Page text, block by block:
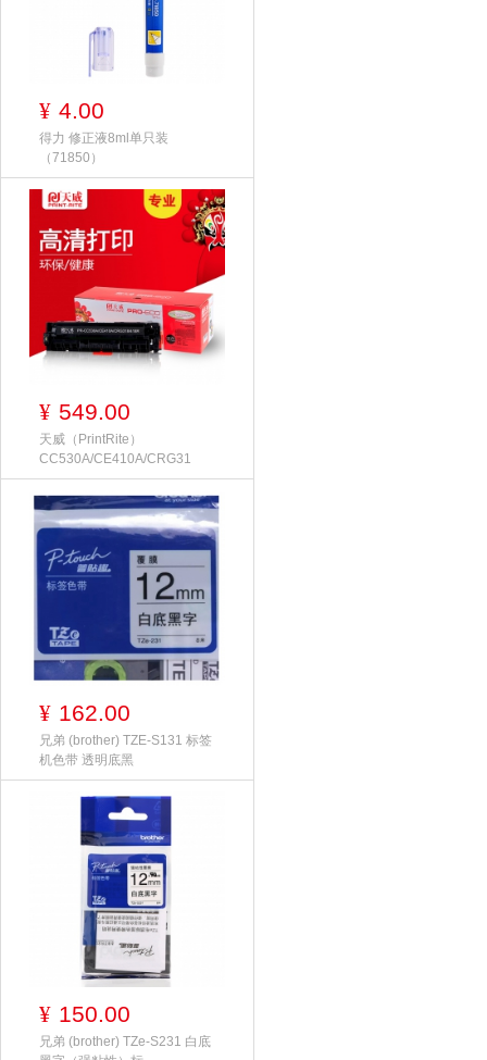
¥ 4.00
得力 修正液8ml单只装
（71850）
¥ 549.00
天威（PrintRite）
CC530A/CE410A/CRG31
¥ 162.00
兄弟 (brother) TZE-S131 标签
机色带 透明底黑
¥ 150.00
兄弟 (brother) TZe-S231 白底